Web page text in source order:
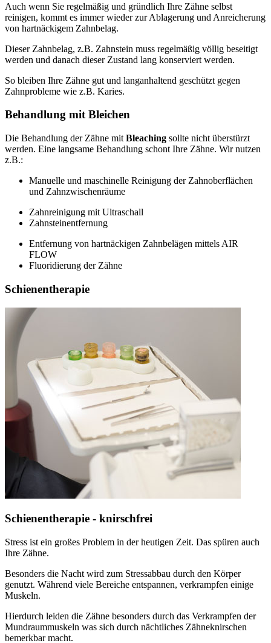
Auch wenn Sie regelmäßig und gründlich Ihre Zähne selbst
reinigen, kommt es immer wieder zur Ablagerung und Anreicherung
von hartnäckigem Zahnbelag.
Dieser Zahnbelag, z.B. Zahnstein muss regelmäßig völlig beseitigt
werden und danach dieser Zustand lang konserviert werden.
So bleiben Ihre Zähne gut und langanhaltend geschützt gegen
Zahnprobleme wie z.B. Karies.
Behandlung mit Bleichen
Die Behandlung der Zähne mit Bleaching sollte nicht überstürzt
werden. Eine langsame Behandlung schont Ihre Zähne. Wir nutzen
z.B.:
Manuelle und maschinelle Reinigung der Zahnoberflächen
und Zahnzwischenräume
Zahnreinigung mit Ultraschall
Zahnsteinentfernung
Entfernung von hartnäckigen Zahnbelägen mittels AIR
FLOW
Fluoridierung der Zähne
Schienentherapie
Schienentherapie - knirschfrei
Stress ist ein großes Problem in der heutigen Zeit. Das spüren auch
Ihre Zähne.
Besonders die Nacht wird zum Stressabbau durch den Körper
genutzt. Während viele Bereiche entspannen, verkrampfen einige
Muskeln.
Hierdurch leiden die Zähne besonders durch das Verkrampfen der
Mundraummuskeln was sich durch nächtliches Zähneknirschen
bemerkbar macht.